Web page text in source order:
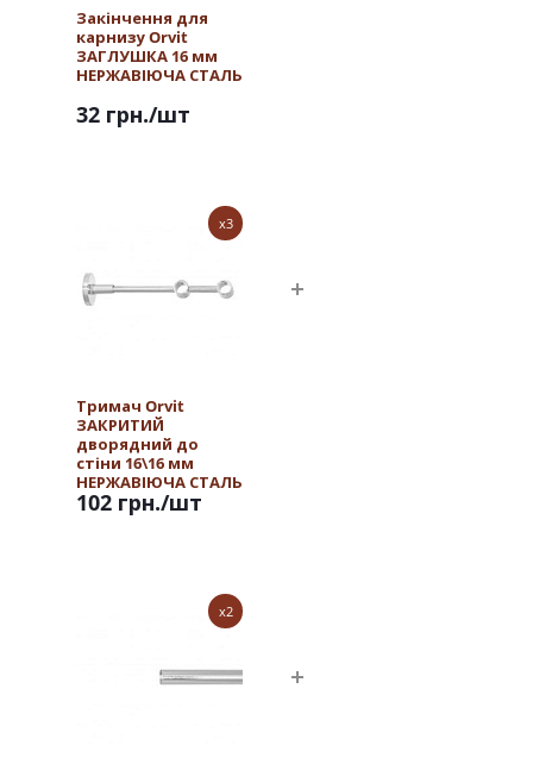
Закінчення для
карнизу Orvit
ЗАГЛУШКА 16 мм
НЕРЖАВІЮЧА СТАЛЬ
32 грн./шт
x3
Тримач Orvit
ЗАКРИТИЙ
дворядний до
стіни 16\16 мм
НЕРЖАВІЮЧА СТАЛЬ
102 грн./шт
x2